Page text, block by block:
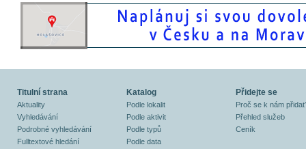
Titulní strana
Aktuality
Vyhledávání
Podrobné vyhledávání
Fulltextové hledání
Katalog
Podle lokalit
Podle aktivit
Podle typů
Podle data
Přidejte se
Proč se k nám
Přehled služeb
Ceník